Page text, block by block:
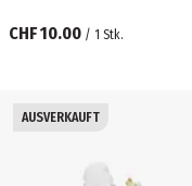
CHF 10.00 / 1 Stk.
AUSVERKAUFT